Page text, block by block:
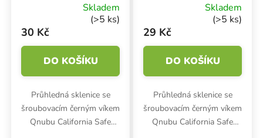
Skladem
(>5 ks)
30 Kč
DO KOŠÍKU
Průhledná sklenice se
šroubovacím černým víkem
Qnubu California Safe
Skladem
(>5 ks)
29 Kč
DO KOŠÍKU
Průhledná sklenice se
šroubovacím černým víkem
Qnubu California Safe